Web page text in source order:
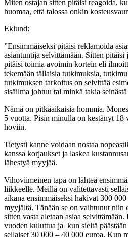
Miten ostajan sitten pitäisi reagoida,
huomaa, että talossa onkin
Eklund:
”Ensimmäiseksi pitäisi reklamoida
asiantuntija selvittämään. Sitten pitäisi
pitäisi toimia avoimin kortein eli
tekemään tällaisia tutkimuksia,
tutkimuksen tarkoitus on selvittää
sisäilma johtuu tai minkä takia
Nämä on pitkäaikaisia hommia.
5 vuotta. Pisin minulla on kestänyt 18
hoviin.
Tietysti kanne voidaan nostaa
kanssa korjaukset ja laskea
lähestyä myyjää.
Vihoviimeinen tapa on lähteä
liikkeelle. Meillä on valitettavasti
aikana ensimmäiseksi hakivat 300
myyjältä. Tänään se on vaihtunut niin
sitten vasta aletaan asiaa
vuoden kuluttua ja kun sieltä
sellaiset 30 000 – 40 000 euroa. Kun